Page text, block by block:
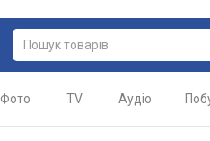
Фото TV Аудіо